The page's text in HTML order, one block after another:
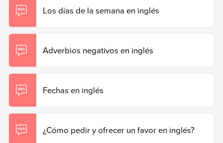
Los días de la semana en inglés
Adverbios negativos en inglés
Fechas en inglés
¿Cómo pedir y ofrecer un favor en inglés?